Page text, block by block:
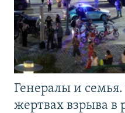
Генералы и
жертвах взрыва в